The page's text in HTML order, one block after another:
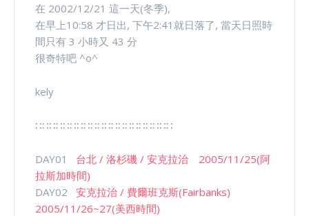
在 2002/12/21 這一天(冬季),
在早上10:58 才日出, 下午2:41就日落了, 當天日照時
間只有 3 小時又 43 分
很奇特吧 ^o^
kely
∷∷∷∷∷∷∷∷∷∷∷∷∷∷∷∷∷∷∷∷
DAY01 台北 / 洛杉磯 / 安克拉治 2005/11/25(阿
拉斯加時間)
DAY02 安克拉治 / 費爾班克斯(Fairbanks)
2005/11/26~27(美西時間)